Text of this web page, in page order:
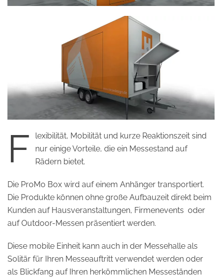
F
lexibilität, Mobilität und kurze Reaktionszeit sind
nur einige Vorteile, die ein Messestand auf
Rädern bietet.
Die ProMo Box wird auf einem Anhänger transportiert.
Die Produkte können ohne große Aufbauzeit direkt beim
Kunden auf Hausveranstaltungen, Firmenevents oder
auf Outdoor-Messen präsentiert werden.
Diese mobile Einheit kann auch in der Messehalle als
Solitär für Ihren Messeauftritt verwendet werden oder
als Blickfang auf Ihren herkömmlichen Messeständen